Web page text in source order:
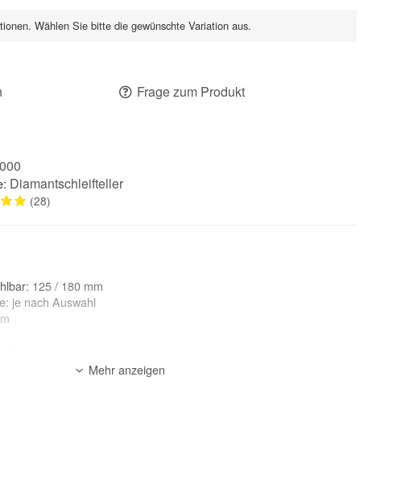
Wählen Sie bitte die gewünschte Variation aus.
Frage zum Produkt
Diamantschleifteller
(28)
: 125 / 180 mm
je nach Auswahl
Winkelschleifer, Betonschleifer
Mehr anzeigen